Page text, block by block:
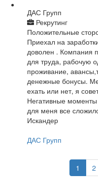
ДАС Групп
Рекрутинг
Положительные
Приехал на
доволен . Компания
для труда, рабочую
проживание,
денежные бонусы.
ехать или нет, я
Негативные моменты
для меня все
Искандер
ДАС Групп
1 2